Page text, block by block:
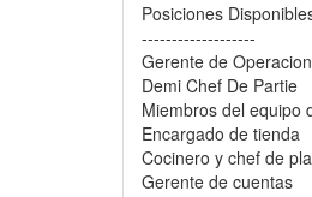
Posiciones
-------------------
Gerente de
Demi Chef De Partie
Miembros del equipo
Encargado de tienda
Cocinero y chef de
Gerente de cuentas